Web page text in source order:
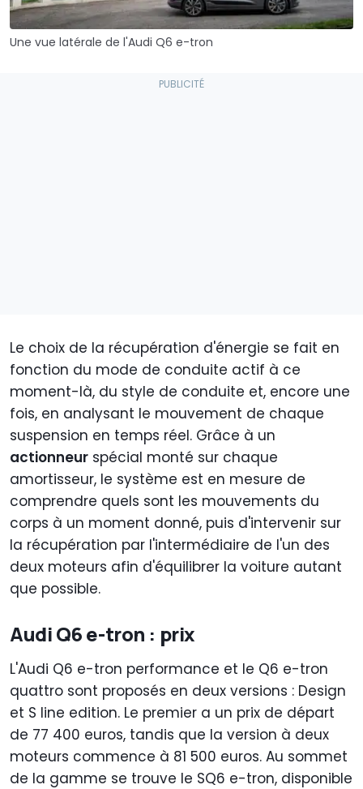
Une vue latérale de l'Audi Q6 e-tron
Le choix de la récupération d'énergie se fait en
fonction du mode de conduite actif à ce
moment-là, du style de conduite et, encore une
fois, en analysant le mouvement de chaque
suspension en temps réel. Grâce à un
actionneur spécial monté sur chaque
amortisseur, le système est en mesure de
comprendre quels sont les mouvements du
corps à un moment donné, puis d'intervenir sur
la récupération par l'intermédiaire de l'un des
deux moteurs afin d'équilibrer la voiture autant
que possible.
Audi Q6 e-tron : prix
L'Audi Q6 e-tron performance et le Q6 e-tron
quattro sont proposés en deux versions : Design
et S line edition. Le premier a un prix de départ
de 77 400 euros, tandis que la version à deux
moteurs commence à 81 500 euros. Au sommet
de la gamme se trouve le SQ6 e-tron, disponible